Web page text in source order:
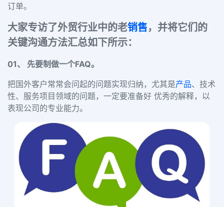
订单。
大家专访了外贸行业中的老销售，并将它们的
关键沟通方法汇总如下所示：
01、
先要制做一个FAQ。
把国外客户常常会问起的问题实现归纳，尤其是产品、技术
性、服务项目领域的问题，一定要准备好 优秀的解释，以
表现公司的专业能力。